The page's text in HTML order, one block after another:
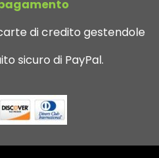
di credito gestendole
sicuro di PayPal.